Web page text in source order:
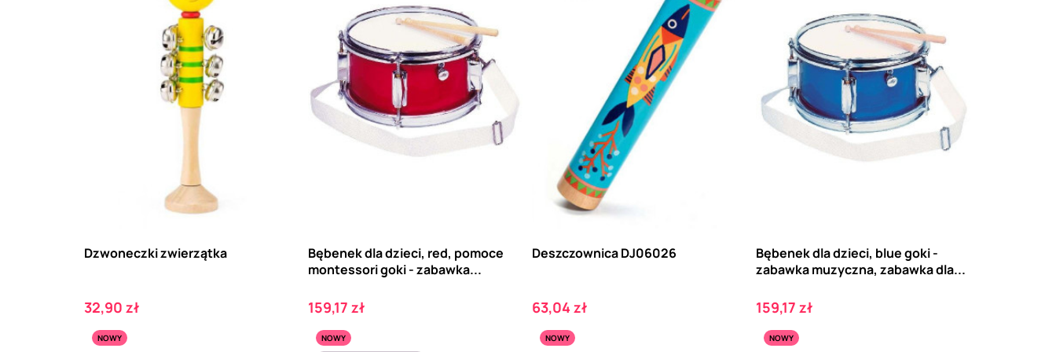
Dzwoneczki zwierzątka
Cena
32,90 zł
Bębenek dla dzieci, red, pomoce
montessori goki - zabawka...
Cena
159,17 zł
Deszczownica DJ06026
Cena
63,04 zł
Bębenek dla dzieci, blue goki -
zabawka muzyczna, zabawka dla...
Cena
159,17 zł
NOWY NOWY NOWY NOWY